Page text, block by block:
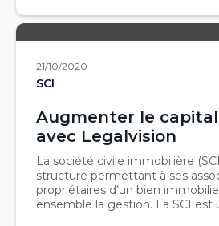
21/10/2020
SCI
Augmenter le capital
avec Legalvision
La société civile immobilière
structure permettant à ses
propriétaires d’un bien
ensemble la gestion. La SCI est